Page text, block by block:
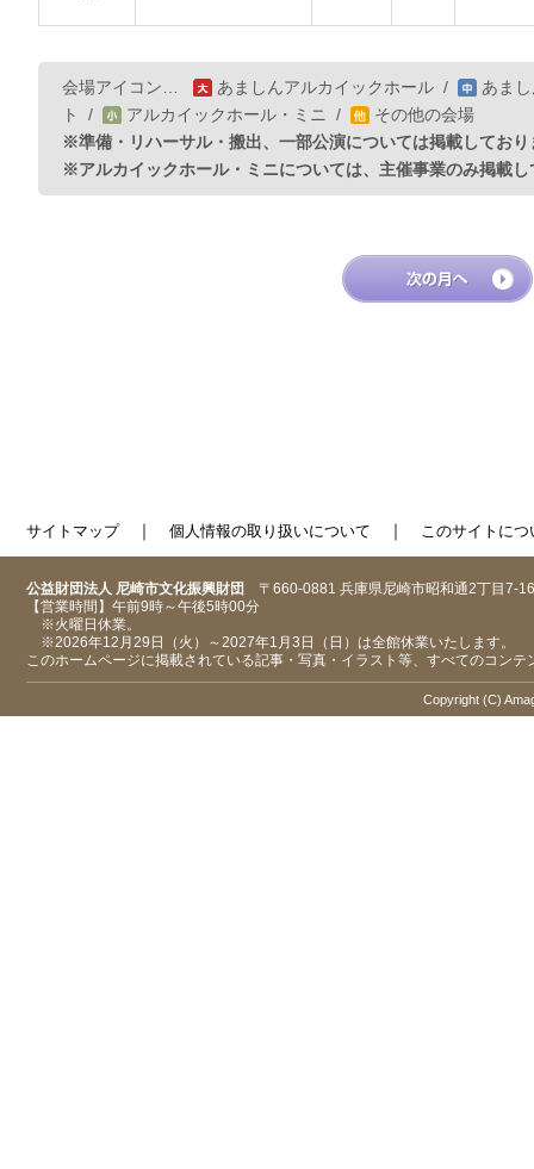
会場アイコン… あましんアルカイックホール /
あま
ト
/ アルカイックホール・ミニ /
その他の会場
※準備・リハーサル・搬出、一部公演については掲載しており
※アルカイックホール・ミニについては、主催事業のみ掲載し
サイトマップ｜ 個人情報の取り扱いについて ｜ このサイトにつ
公益財団法人 尼崎市文化振興財団 〒660-0881 兵庫県尼崎市昭和通2丁目7-16
【営業時間】午前9時～午後5時00分
※火曜日休業。
※2026年12月29日（火）～2027年1月3日（日）は全館休業いたします。
このホームページに掲載されている記事・写真・イラスト等、すべてのコン
Copyright (C)